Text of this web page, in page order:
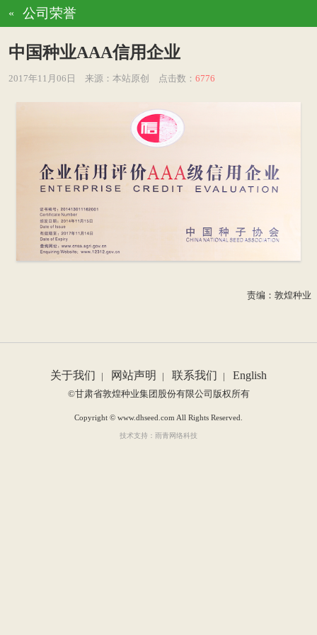
« 公司荣誉
中国种业AAA信用企业
2017年11月06日 来源：本站原创 点击数： 6776
责编：敦煌种业
关于我们 网站声明 联系我们 English
©甘肃省敦煌种业集团股份有限公司版权所有
Copyright © www.dhseed.com All Rights Reserved.
技术支持：雨青网络科技